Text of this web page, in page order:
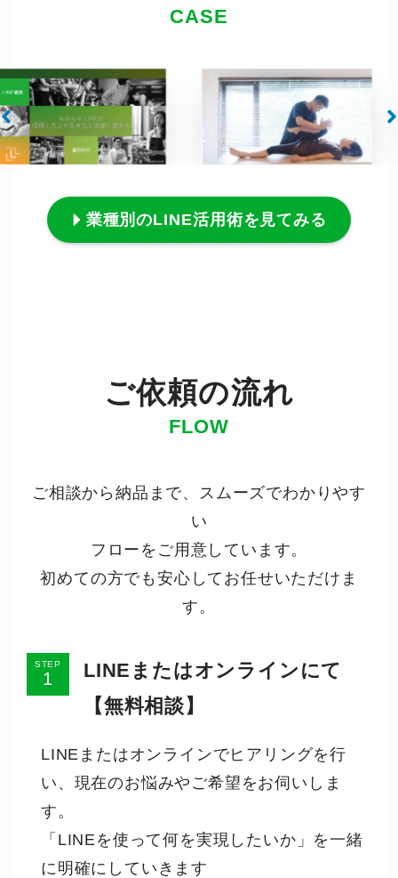
CASE
業種別のLINE活用術を見てみる
ご依頼の流れ
FLOW
ご相談から納品まで、スムーズでわかりやす
い
フローをご用意しています。
初めての方でも安心してお任せいただけま
す。
STEP
LINEまたはオンラインにて
【無料相談】
LINEまたはオンラインでヒアリングを行
い、現在のお悩みやご希望をお伺いしま
す。
「LINEを使って何を実現したいか」を一緒
に明確にしていきます